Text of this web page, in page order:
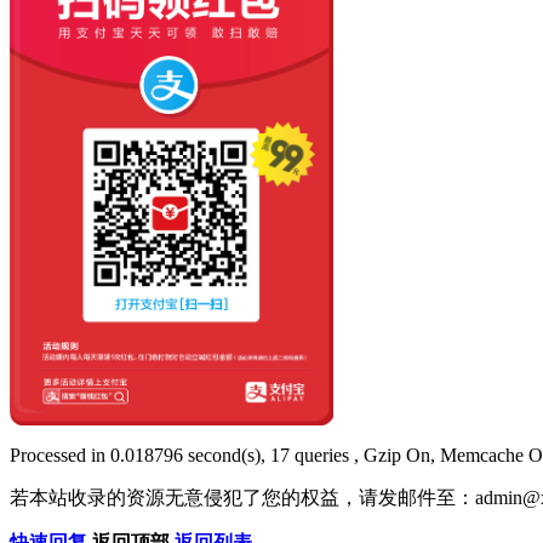
Processed in 0.018796 second(s), 17 queries , Gzip On, Memcache
若本站收录的资源无意侵犯了您的权益，请发邮件至：